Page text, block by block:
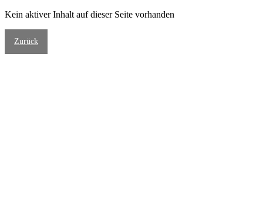
Kein aktiver Inhalt auf dieser Seite vorhanden
Zurück